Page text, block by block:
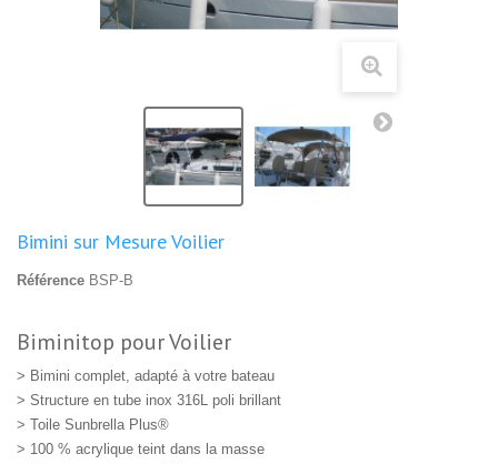
Bimini sur Mesure Voilier
Référence BSP-B
Biminitop pour Voilier
> Bimini complet, adapté à votre bateau
> Structure en tube inox 316L poli brillant
> Toile Sunbrella Plus®
> 100 % acrylique teint dans la masse